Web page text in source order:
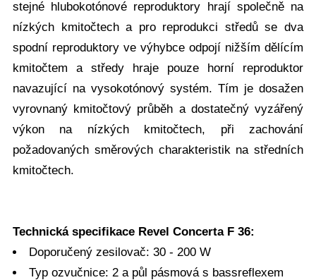
stejné hlubokotónové reproduktory hrají společně na
nízkých kmitočtech a pro reprodukci středů se dva
spodní reproduktory ve výhybce odpojí nižším dělícím
kmitočtem a středy hraje pouze horní reproduktor
navazující na vysokotónový systém. Tím je dosažen
vyrovnaný kmitočtový průběh a dostatečný vyzářený
výkon na nízkých kmitočtech, při zachování
požadovaných směrových charakteristik na středních
kmitočtech.
Technická specifikace Revel Concerta F 36:
Doporučený zesilovač: 30 - 200 W
Typ ozvučnice: 2 a půl pásmová s bassreflexem